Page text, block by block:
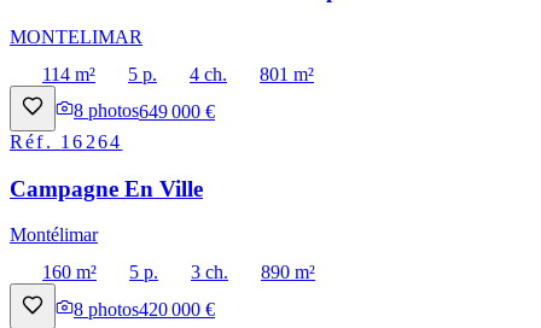
MONTELIMAR
114 m²
5 p. 4 ch.
801 m²
8 photos649 000 €
Réf. 16264
Campagne En Ville
Montélimar
160 m²
5 p. 3 ch.
890 m²
8 photos420 000 €